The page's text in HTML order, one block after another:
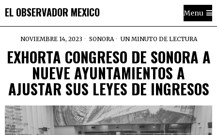
EL OBSERVADOR MEXICO Menu
NOVIEMBRE 14, 2023 SONORA UN MINUTO DE LECTURA
EXHORTA CONGRESO DE SONORA A
NUEVE AYUNTAMIENTOS A
AJUSTAR SUS LEYES DE INGRESOS